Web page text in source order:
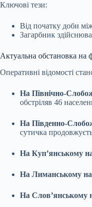
Ключові тези:
Від початку доби
Загарбник
Актуальна обстановка на
Оперативні відомості
На Північно-
обстріляв 46
На Південно-
сутичка
На Куп’янському
На Лиманському
На Слов’янському